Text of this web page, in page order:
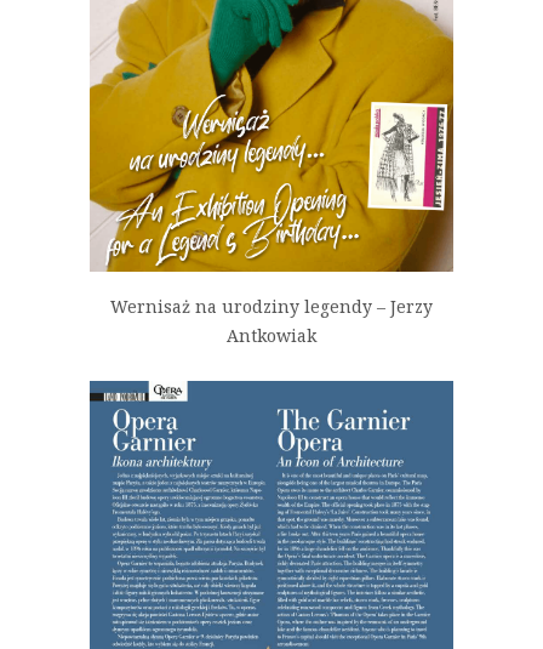
Wernisaż na urodziny legendy – Jerzy
Antkowiak